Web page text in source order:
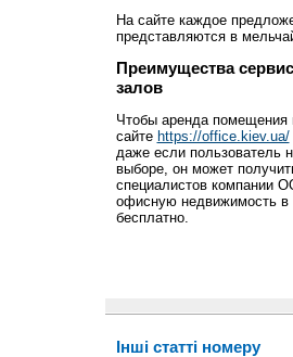
На сайте каждое
представляются в
Преимущества
залов
Чтобы аренда помещения
сайте https://office.kiev.ua/
даже если пользователь
выборе, он может
специалистов
офисную недвижимость в
бесплатно.
Інші статті номеру